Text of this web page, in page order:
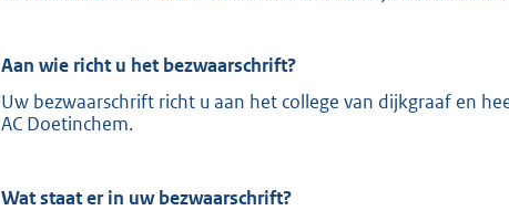
Aan wie richt u het bezwaarschrift?
Uw bezwaarschrift richt u aan het college van dijkgraaf en
AC Doetinchem.
Wat staat er in uw bezwaarschrift?